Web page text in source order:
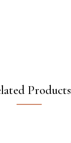
Products